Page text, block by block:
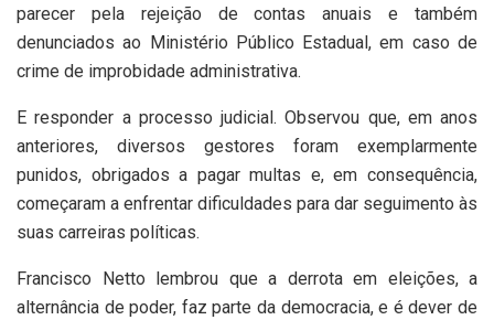
parecer pela rejeição de contas anuais e também
denunciados ao Ministério Público Estadual, em caso de
crime de improbidade administrativa.
E responder a processo judicial. Observou que, em anos
anteriores, diversos gestores foram exemplarmente
punidos, obrigados a pagar multas e, em consequência,
começaram a enfrentar dificuldades para dar seguimento às
suas carreiras políticas.
Francisco Netto lembrou que a derrota em eleições, a
alternância de poder, faz parte da democracia, e é dever de